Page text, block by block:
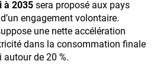
à 2035 sera proposé aux pays
engagement volontaire.
une nette accélération
dans la consommation finale
autour de 20 %.
OK
formulaire, vous acceptez